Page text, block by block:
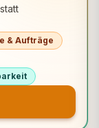
& Aufträge